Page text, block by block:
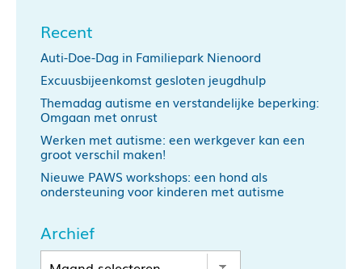
Recent
Auti-Doe-Dag in Familiepark Nienoord
Excuusbijeenkomst gesloten jeugdhulp
Themadag autisme en verstandelijke beperking:
Omgaan met onrust
Werken met autisme: een werkgever kan een
groot verschil maken!
Nieuwe PAWS workshops: een hond als
ondersteuning voor kinderen met autisme
Archief